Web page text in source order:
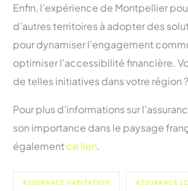
Enfin, l’expérience de Montpellier
d’autres territoires à adopter des
pour dynamiser l’engagement
optimiser l’accessibilité financière.
de telles initiatives dans votre région ?
Pour plus d’informations sur
son importance dans le paysage
également ce lien.
ASSURANCE HABITATION ASSURANCE